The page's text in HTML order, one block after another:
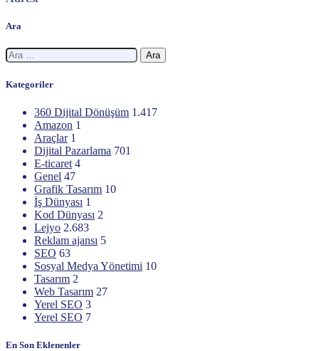
Ara
Arama:
Kategoriler
360 Dijital Dönüşüm 1.417
Amazon 1
Araçlar 1
Dijital Pazarlama 701
E-ticaret 4
Genel 47
Grafik Tasarım 10
İş Dünyası 1
Kod Dünyası 2
Lejyo 2.683
Reklam ajansı 5
SEO 63
Sosyal Medya Yönetimi 10
Tasarım 2
Web Tasarım 27
Yerel SEO 3
Yerel SEO 7
En Son Eklenenler